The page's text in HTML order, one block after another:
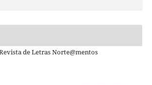
de Letras Norte@mentos